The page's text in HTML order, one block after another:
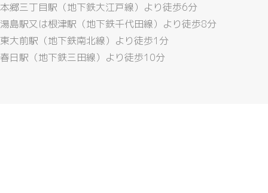
本郷三丁目駅（地下鉄大江戸線）より徒歩6分
湯島駅又は根津駅（地下鉄千代田線）より徒歩8分
東大前駅（地下鉄南北線）より徒歩1分
春日駅（地下鉄三田線）より徒歩10分